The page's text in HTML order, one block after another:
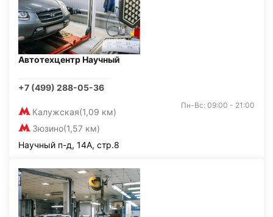
Автотехцентр Научный
+7 (499) 288-05-36
Калужская(1,09 км)
Зюзино(1,57 км)
Пн-Вс: 09:00 - 21:00
Научный п-д, 14А, стр.8